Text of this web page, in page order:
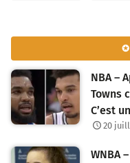
✪
NBA –
Towns
C’est
20
WNBA